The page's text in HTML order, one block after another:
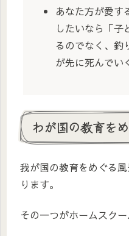
あなた方が愛す
したいなら「子
るのでなく、釣
が先に死んでい
わが国の教育を
我が国の教育をめぐる
ります。
その一つがホームスクー